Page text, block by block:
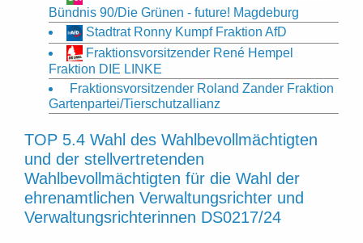
Bündnis 90/Die Grünen - future! Magdeburg
Stadtrat Ronny Kumpf Fraktion AfD
Fraktionsvorsitzender René Hempel
Fraktion DIE LINKE
Fraktionsvorsitzender Roland Zander Fraktion
Gartenpartei/Tierschutzallianz
TOP 5.4 Wahl des Wahlbevollmächtigten
und der stellvertretenden
Wahlbevollmächtigten für die Wahl der
ehrenamtlichen Verwaltungsrichter und
Verwaltungsrichterinnen DS0217/24